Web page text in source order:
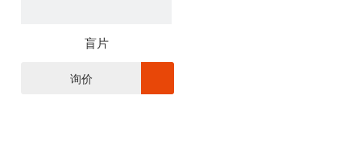
盲片
询价